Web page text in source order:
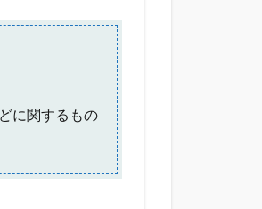
に関するもの